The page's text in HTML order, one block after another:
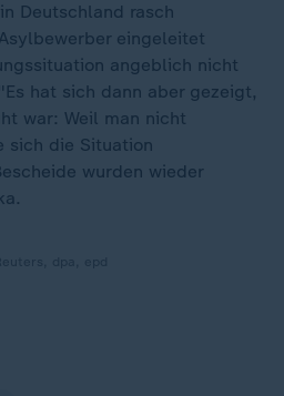
Deutschland rasch
eingeleitet
angeblich nicht
hat sich dann aber gezeigt,
war: Weil man nicht
sich die Situation
wurden wieder